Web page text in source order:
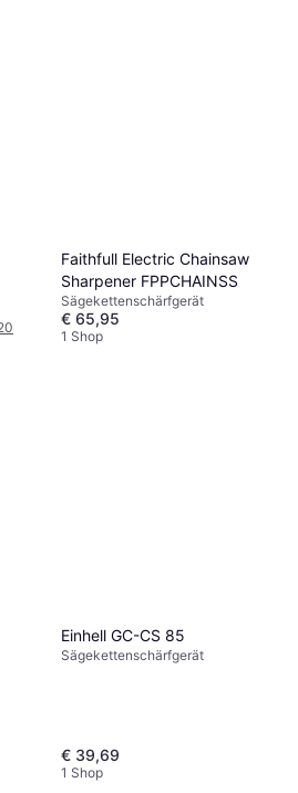
Faithfull Electric Chainsaw
Sharpener FPPCHAINSS
Sägekettenschärfgerät
€ 65,95
1 Shop
Einhell GC-CS 85
Sägekettenschärfgerät
€ 39,69
1 Shop